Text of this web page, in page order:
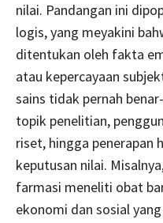
nilai. Pandangan ini
logis, yang meyakini
ditentukan oleh fakta
atau kepercayaan
sains tidak pernah
topik penelitian,
riset, hingga penerapan
keputusan nilai.
farmasi meneliti obat
ekonomi dan sosial